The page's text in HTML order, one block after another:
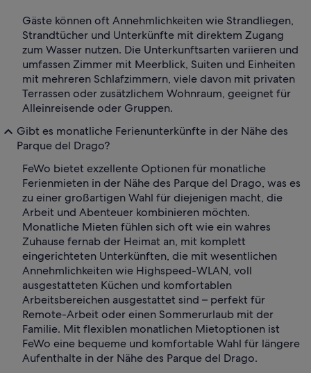
Gäste können oft Annehmlichkeiten wie Strandliegen,
Strandtücher und Unterkünfte mit direktem Zugang
zum Wasser nutzen. Die Unterkunftsarten variieren und
umfassen Zimmer mit Meerblick, Suiten und Einheiten
mit mehreren Schlafzimmern, viele davon mit privaten
Terrassen oder zusätzlichem Wohnraum, geeignet für
Alleinreisende oder Gruppen.
Gibt es monatliche Ferienunterkünfte in der Nähe des
Parque del Drago?
FeWo bietet exzellente Optionen für monatliche
Ferienmieten in der Nähe des Parque del Drago, was es
zu einer großartigen Wahl für diejenigen macht, die
Arbeit und Abenteuer kombinieren möchten.
Monatliche Mieten fühlen sich oft wie ein wahres
Zuhause fernab der Heimat an, mit komplett
eingerichteten Unterkünften, die mit wesentlichen
Annehmlichkeiten wie Highspeed-WLAN, voll
ausgestatteten Küchen und komfortablen
Arbeitsbereichen ausgestattet sind – perfekt für
Remote-Arbeit oder einen Sommerurlaub mit der
Familie. Mit flexiblen monatlichen Mietoptionen ist
FeWo eine bequeme und komfortable Wahl für längere
Aufenthalte in der Nähe des Parque del Drago.